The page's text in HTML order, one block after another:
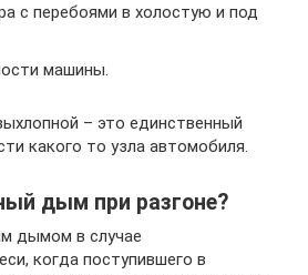
с перебоями в холостую и под
машины.
– это единственный
какого то узла автомобиля.
дым при разгоне?
дымом в случае
когда поступившего в